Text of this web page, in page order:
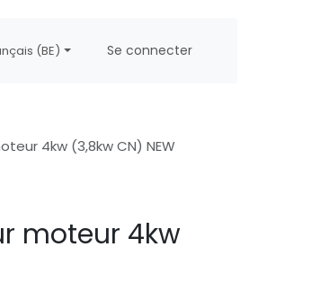
Postes
(BE) Se connecter
4kw (3,8kw CN) NEW
moteur 4kw